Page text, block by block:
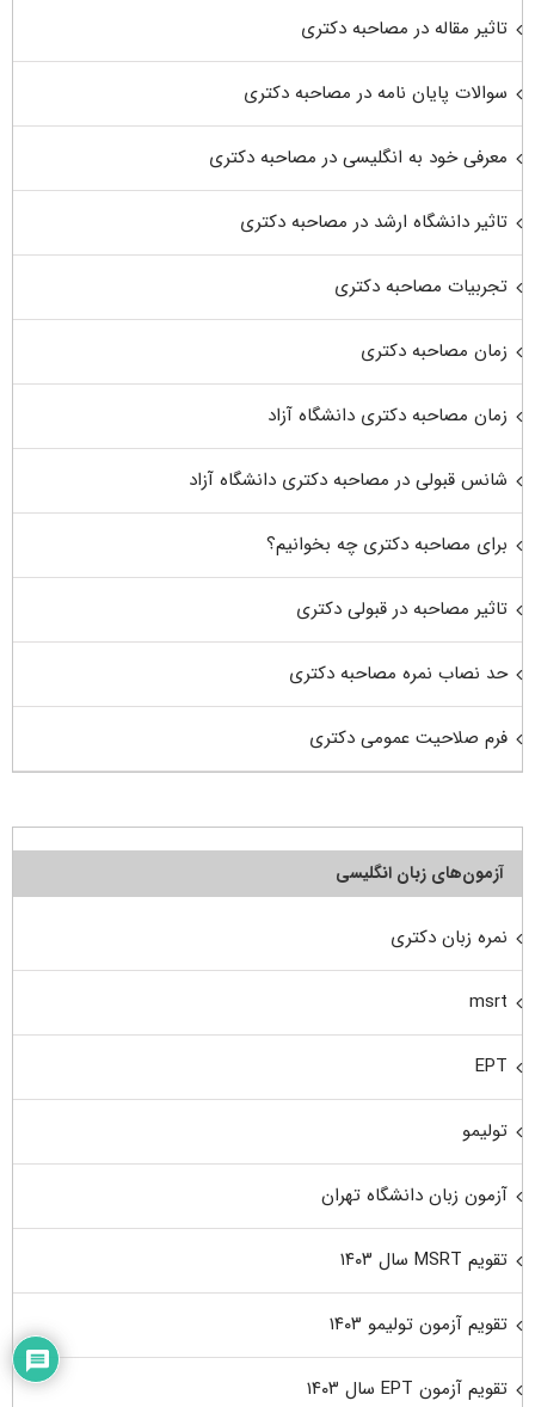
تاثیر مقاله در مصاحبه دکتری
سوالات پایان نامه در مصاحبه دکتری
معرفی خود به انگلیسی در مصاحبه دکتری
تاثیر دانشگاه ارشد در مصاحبه دکتری
تجربیات مصاحبه دکتری
زمان مصاحبه دکتری
زمان مصاحبه دکتری دانشگاه آزاد
شانس قبولی در مصاحبه دکتری دانشگاه آزاد
برای مصاحبه دکتری چه بخوانیم؟
تاثیر مصاحبه در قبولی دکتری
حد نصاب نمره مصاحبه دکتری
فرم صلاحیت عمومی دکتری
آزمون‌های زبان انگلیسی
نمره زبان دکتری
msrt
EPT
تولیمو
آزمون زبان دانشگاه تهران
تقویم MSRT سال ۱۴۰۳
تقویم آزمون تولیمو ۱۴۰۳
تقویم آزمون EPT سال ۱۴۰۳